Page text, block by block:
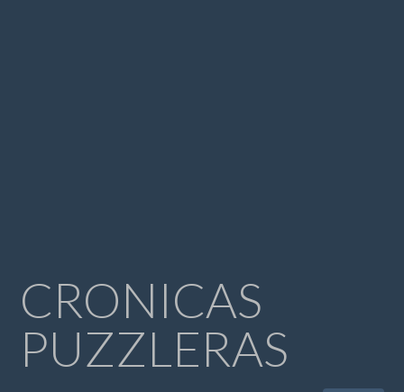
CRONICAS
PUZZLERAS